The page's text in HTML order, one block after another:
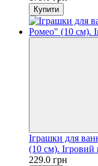
Купити
Іграшки для
(10 см). Ігровий
229.0 грн